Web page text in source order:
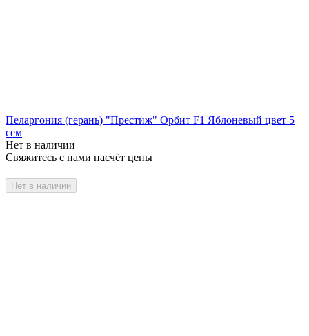
Пеларгония (герань) "Престиж" Орбит F1 Яблоневый цвет 5
сем
Нет в наличии
Свяжитесь с нами насчёт цены
Нет в наличии